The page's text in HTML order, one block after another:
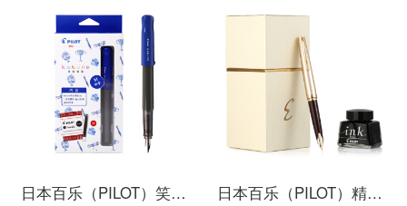
日本百乐（PILOT）笑脸钢笔学生练字笔 入门级书法笔（含墨胆6支）FKA-1SR 蓝色 M尖
日本百乐（PILOT）精英钢笔礼盒套装 Elite95s复刻限量款14K金口袋笔 商务办公练字笔 FES-1000 红色 F尖